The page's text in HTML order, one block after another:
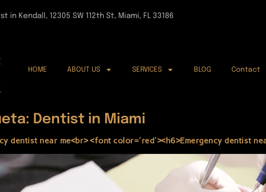
in Kendall, 12305 SW 112th St, Miami, FL 33186
HOME ABOUT US SERVICES BLOG Contact
Dentist in Miami
dentist near me<br> <font color='red'><h6>Emergency dentist